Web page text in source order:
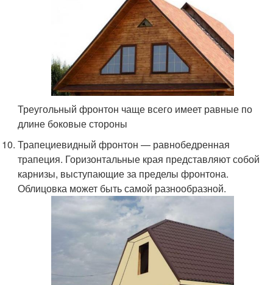
Треугольный фронтон чаще всего имеет равные по
длине боковые стороны
Трапециевидный фронтон — равнобедренная
трапеция. Горизонтальные края представляют собой
карнизы, выступающие за пределы фронтона.
Облицовка может быть самой разнообразной.